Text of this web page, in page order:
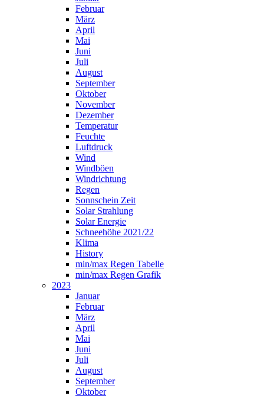
Februar
März
April
Mai
Juni
Juli
August
September
Oktober
November
Dezember
Temperatur
Feuchte
Luftdruck
Wind
Windböen
Windrichtung
Regen
Sonnschein Zeit
Solar Strahlung
Solar Energie
Schneehöhe 2021/22
Klima
History
min/max Regen Tabelle
min/max Regen Grafik
2023
Januar
Februar
März
April
Mai
Juni
Juli
August
September
Oktober